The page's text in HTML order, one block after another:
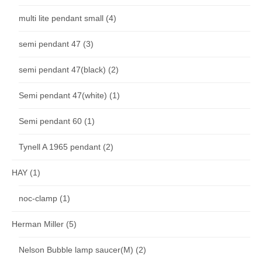
multi lite pendant small (4)
semi pendant 47 (3)
semi pendant 47(black) (2)
Semi pendant 47(white) (1)
Semi pendant 60 (1)
Tynell A 1965 pendant (2)
HAY (1)
noc-clamp (1)
Herman Miller (5)
Nelson Bubble lamp saucer(M) (2)